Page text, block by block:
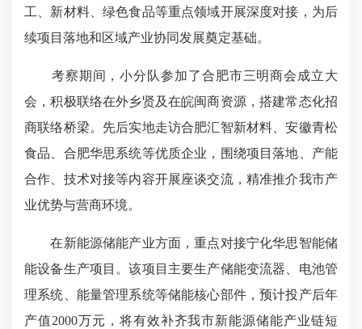
工、新材料、绿色食品等重点领域开展深度对接，为后
续项目落地和区域产业协同发展奠定基础。
考察期间，小分队参加了合肥市三明商会成立大
会，积极联络在外乡贤及在皖闽商资源，搭建常态化招
商联络桥梁。先后实地走访合肥汇智新材料、安徽青松
食品、合肥华思系统等优质企业，围绕项目落地、产能
合作、技术对接等内容开展座谈交流，精准推介我市产
业优势与营商环境。
在新能源储能产业方面，重点对接宁化华思智能储
能设备生产项目。该项目主要生产储能变流器、电池管
理系统、能量管理系统等储能核心部件，预计投产后年
产值2000万元，将有效补齐我市新能源储能产业链短